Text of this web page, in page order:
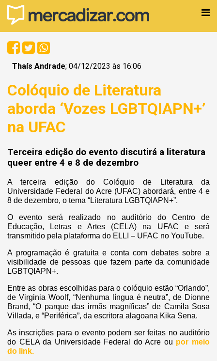
Thaís Andrade; 04/12/2023 às 16:06
Colóquio de Literatura
aborda ‘Vozes LGBTQIAPN+’
na UFAC
Terceira edição do evento discutirá a literatura
queer entre 4 e 8 de dezembro
A terceira edição do Colóquio de Literatura da
Universidade Federal do Acre (UFAC) abordará, entre 4 e
8 de dezembro, o tema “Literatura LGBTQIAPN+”.
O evento será realizado no auditório do Centro de
Educação, Letras e Artes (CELA) na UFAC e será
transmitido pela plataforma do ELLI – UFAC no YouTube.
A programação é gratuita e conta com debates sobre a
visibilidade de pessoas que fazem parte da comunidade
LGBTQIAPN+.
Entre as obras escolhidas para o colóquio estão “Orlando”,
de Virginia Woolf, “Nenhuma língua é neutra”, de Dionne
Brand, “O parque das irmãs magníficas” de Camila Sosa
Villada, e “Periférica”, da escritora alagoana Kika Sena.
As inscrições para o evento podem ser feitas no auditório
do CELA da Universidade Federal do Acre ou por meio
do link.